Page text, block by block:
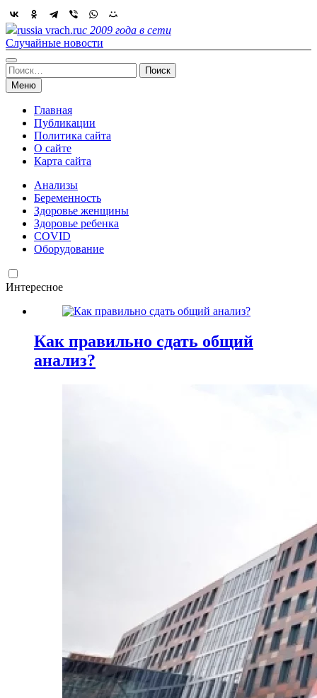
Skip
to
content
russia vrach.ruс 2009 года в сети
Случайные новости
Найти:
Меню
Главная
Публикации
Политика сайта
О сайте
Карта сайта
Анализы
Беременность
Здоровье женщины
Здоровье ребенка
COVID
Оборудование
Интересное
Как правильно сдать общий
анализ?